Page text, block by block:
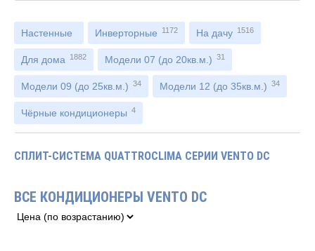
Настенные Инверторные 1172 На дачу 1516
Для дома 1882 Модели 07 (до 20кв.м.) 31
Модели 09 (до 25кв.м.) 34 Модели 12 (до 35кв.м.) 34
Чёрные кондиционеры 4
СПЛИТ-СИСТЕМА QUATTROCLIMA СЕРИИ VENTO DC
ВСЕ КОНДИЦИОНЕРЫ VENTO DC